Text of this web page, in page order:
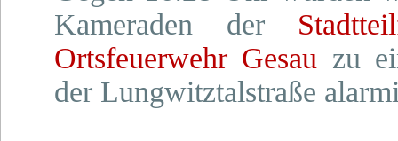
Kameraden der
Ortsfeuerwehr Gesau zu
der Lungwitztalstraße